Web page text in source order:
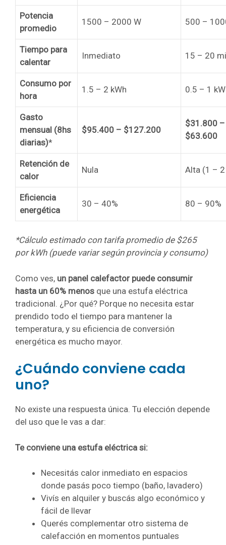
Potencia
promedio
1500 – 2000 W 500 –
Tiempo para
calentar
Inmediato 15 – 20
Consumo por
hora
1.5 – 2 kWh 0.5 – 1
Gasto
mensual (8hs
diarias)*
$95.400 – $127.200
$31.800 –
$63.600
Retención de
calor
Nula Alta (1 –
Eficiencia
energética
30 – 40% 80 – 90%
*Cálculo estimado con tarifa promedio de $265
por kWh (puede variar según provincia y consumo)
Como ves, un panel calefactor puede consumir
hasta un 60% menos que una estufa eléctrica
tradicional. ¿Por qué? Porque no necesita estar
prendido todo el tiempo para mantener la
temperatura, y su eficiencia de conversión
energética es mucho mayor.
¿Cuándo conviene cada
uno?
No existe una respuesta única. Tu elección depende
del uso que le vas a dar:
Te conviene una estufa eléctrica si:
Necesitás calor inmediato en espacios
donde pasás poco tiempo (baño, lavadero)
Vivís en alquiler y buscás algo económico y
fácil de llevar
Querés complementar otro sistema de
calefacción en momentos puntuales